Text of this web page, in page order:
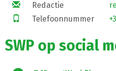
Redactie
Telefoonnummer
SWP op social